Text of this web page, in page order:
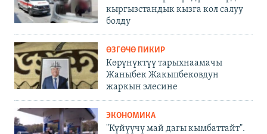
кыргызстандык кызга кол салуу
болду
ӨЗГӨЧӨ ПИКИР
Көрүнүктүү тарыхнаамачы
Жаныбек Жакыпбековдун
жаркын элесине
ЭКОНОМИКА
"Күйүүчү май дагы кымбаттайт".